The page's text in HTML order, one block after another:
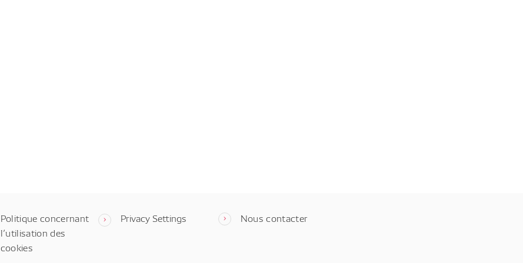
Politique concernant
l’utilisation des
cookies
Privacy Settings Nous contacter